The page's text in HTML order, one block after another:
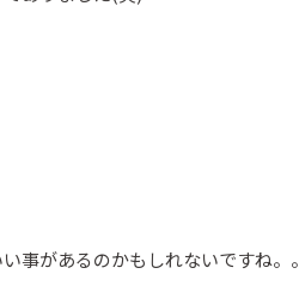
事があるのかもしれないですね。。